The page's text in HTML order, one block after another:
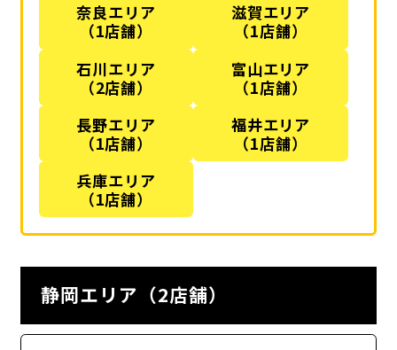
奈良エリア
（1店舗）
滋賀エリア
（1店舗）
石川エリア
（2店舗）
富山エリア
（1店舗）
長野エリア
（1店舗）
福井エリア
（1店舗）
兵庫エリア
（1店舗）
静岡エリア（2店舗）